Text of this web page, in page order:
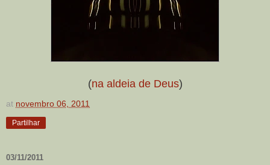
(na aldeia de Deus)
at novembro 06, 2011
Partilhar
03/11/2011